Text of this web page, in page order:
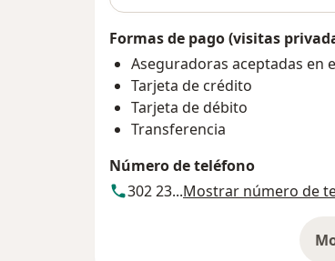
Formas de pago (visitas
Aseguradoras aceptadas en
Tarjeta de crédito
Tarjeta de débito
Transferencia
Número de teléfono
302 23...Mostrar número de